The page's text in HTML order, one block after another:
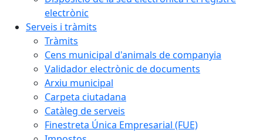
electrònic
Serveis i tràmits
Tràmits
Cens municipal d'animals de companyia
Validador electrònic de documents
Arxiu municipal
Carpeta ciutadana
Catàleg de serveis
Finestreta Única Empresarial (FUE)